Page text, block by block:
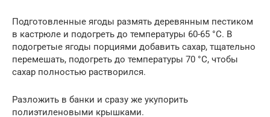
Подготовленные ягоды размять деревянным пестиком
в кастрюле и подогреть до температуры 60-65 °С. В
подогретые ягоды порциями добавить сахар, тщательно
перемешать, подогреть до температуры 70 °С, чтобы
сахар полностью растворился.
Разложить в банки и сразу же укупорить
полиэтиленовыми крышками.